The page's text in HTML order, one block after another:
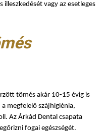
vagy az esetleges
tömés akár 10-15 évig is
megfelelő szájhigiénia,
Az Árkád Dental csapata
fogai egészségét.